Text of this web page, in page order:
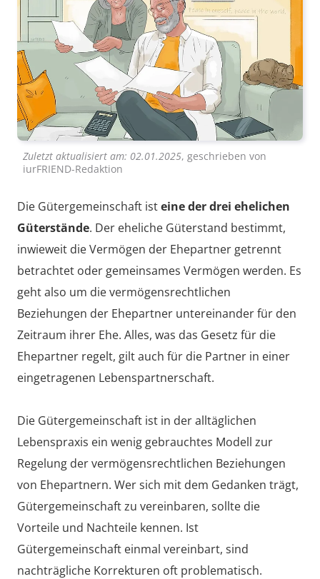
Zuletzt aktualisiert am: 02.01.2025, geschrieben von
iurFRIEND-Redaktion
Die Gütergemeinschaft isteine der drei ehelichen
Güterstände. Der eheliche Güterstand bestimmt,
inwieweit die Vermögen der Ehepartner getrennt
betrachtet oder gemeinsames Vermögen werden. Es
geht also um die vermögensrechtlichen
Beziehungen der Ehepartner untereinander für den
Zeitraum ihrer Ehe. Alles, was das Gesetz für die
Ehepartner regelt, gilt auch für die Partner in einer
eingetragenen Lebenspartnerschaft.
Die Gütergemeinschaft ist in der alltäglichen
Lebenspraxis ein wenig gebrauchtes Modell zur
Regelung der vermögensrechtlichen Beziehungen
von Ehepartnern. Wer sich mit dem Gedanken trägt,
Gütergemeinschaft zu vereinbaren, sollte die
Vorteile und Nachteile kennen. Ist
Gütergemeinschaft einmal vereinbart, sind
nachträgliche Korrekturen oft problematisch.